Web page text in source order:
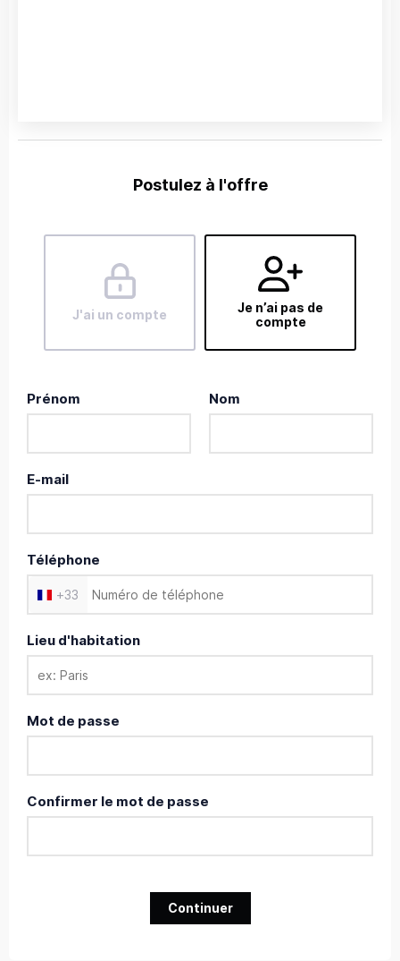
Postulez à l'offre
J'ai un compte
Je n’ai pas de
compte
Prénom Nom
E-mail
Téléphone
+33
Lieu d'habitation
Mot de passe
Confirmer le mot de passe
Continuer